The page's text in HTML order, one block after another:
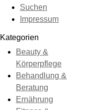
Suchen
Impressum
Kategorien
Beauty &
Körperpflege
Behandlung &
Beratung
Ernährung